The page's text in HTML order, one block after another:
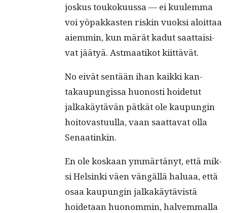
joskus toukoku­us­sa — ei kuulem­ma
voi yöpakkas­ten riskin vuok­si aloit­taa
aiem­min, kun märät kadut saat­taisi­
vat jää­tyä. Ast­maatikot kiittävät.
No eivät sen­tään ihan kaik­ki kan­
takaupungis­sa huonos­ti hoide­tut
jalka­käytävän pätkät ole kaupun­gin
hoito­vas­tu­ul­la, vaan saat­ta­vat olla
Senaatinkin.
En ole koskaan ymmärtänyt, että mik­
si Helsin­ki väen vängäl­lä halu­aa, että
osaa kaupun­gin jalka­käytävistä
hoide­taan huonom­min, halvem­mal­la